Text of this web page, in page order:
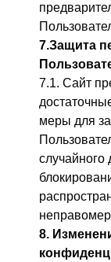
7.Защита
7.1. Сайт
меры для
случайного
8. Изменен